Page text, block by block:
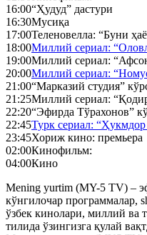
16:00“Ҳудуд” дастури
16:30Мусиқа
17:00Теленовелла: “Буни
18:00Миллий сериал:
19:00Миллий сериал:
20:00Миллий сериал:
21:00“Марказий студия”
21:25Миллий сериал:
22:20“Эфирда Тўрахонов”
22:45Турк сериал:
23:45Хориж кино: премьера
02:00Кинофильм:
04:00Кино
Mening yurtim (MY-5 TV) –
кўнгилочар программалар,
ўзбек кинолари, миллий ва
тилида ўзингизга қулай